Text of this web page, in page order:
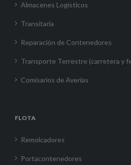
Almacenes Logísticos
Transitaria
Reparación de Contenedores
Transporte Terrestre (carretera y
Comisarios de Averías
FLOTA
Remolcadores
Portacontenedores